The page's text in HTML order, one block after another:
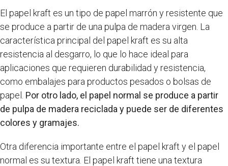
El papel kraft es un tipo de papel marrón y resistente que
se produce a partir de una pulpa de madera virgen. La
característica principal del papel kraft es su alta
resistencia al desgarro, lo que lo hace ideal para
aplicaciones que requieren durabilidad y resistencia,
como embalajes para productos pesados ​​o bolsas de
papel. Por otro lado, el papel normal se produce a partir
de pulpa de madera reciclada y puede ser de diferentes
colores y gramajes.
Otra diferencia importante entre el papel kraft y el papel
normal es su textura. El papel kraft tiene una textura